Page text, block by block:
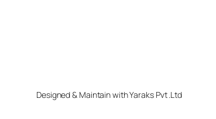
Designed & Maintain with Yaraks Pvt .Ltd